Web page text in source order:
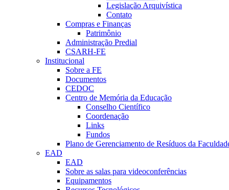
Legislação Arquivística
Contato
Compras e Finanças
Patrimônio
Administração Predial
CSARH-FE
Institucional
Sobre a FE
Documentos
CEDOC
Centro de Memória da Educação
Conselho Científico
Coordenação
Links
Fundos
Plano de Gerenciamento de Resíduos da
EAD
EAD
Sobre as salas para videoconferências
Equipamentos